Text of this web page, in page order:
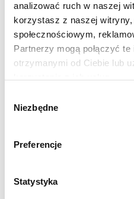
analizować ruch w naszej
korzystasz z naszej
społecznościowym,
Partnerzy mogą połączyć
otrzymanymi od Ciebie lub
zgody
Niezbędne
Preferencje
Statystyka